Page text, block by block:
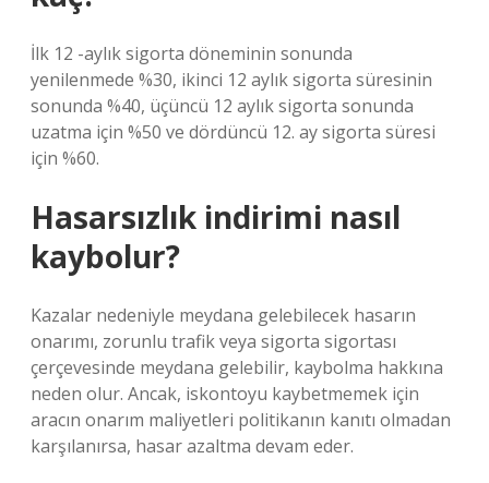
İlk 12 -aylık sigorta döneminin sonunda
yenilenmede %30, ikinci 12 aylık sigorta süresinin
sonunda %40, üçüncü 12 aylık sigorta sonunda
uzatma için %50 ve dördüncü 12. ay sigorta süresi
için %60.
Hasarsızlık indirimi nasıl
kaybolur?
Kazalar nedeniyle meydana gelebilecek hasarın
onarımı, zorunlu trafik veya sigorta sigortası
çerçevesinde meydana gelebilir, kaybolma hakkına
neden olur. Ancak, iskontoyu kaybetmemek için
aracın onarım maliyetleri politikanın kanıtı olmadan
karşılanırsa, hasar azaltma devam eder.